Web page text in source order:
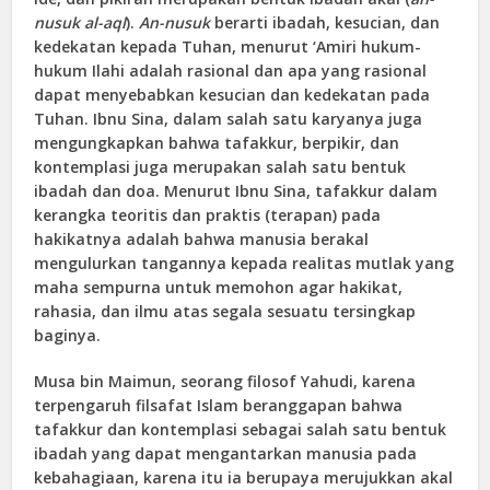
nusuk al-aql).An-nusukberarti ibadah, kesucian, dan
kedekatan kepada Tuhan, menurut ‘Amiri hukum-
hukum Ilahi adalah rasional dan apa yang rasional
dapat menyebabkan kesucian dan kedekatan pada
Tuhan. Ibnu Sina, dalam salah satu karyanya juga
mengungkapkan bahwa tafakkur, berpikir, dan
kontemplasi juga merupakan salah satu bentuk
ibadah dan doa. Menurut Ibnu Sina, tafakkur dalam
kerangka teoritis dan praktis (terapan) pada
hakikatnya adalah bahwa manusia berakal
mengulurkan tangannya kepada realitas mutlak yang
maha sempurna untuk memohon agar hakikat,
rahasia, dan ilmu atas segala sesuatu tersingkap
baginya.
Musa bin Maimun, seorang filosof Yahudi, karena
terpengaruh filsafat Islam beranggapan bahwa
tafakkur dan kontemplasi sebagai salah satu bentuk
ibadah yang dapat mengantarkan manusia pada
kebahagiaan, karena itu ia berupaya merujukkan akal